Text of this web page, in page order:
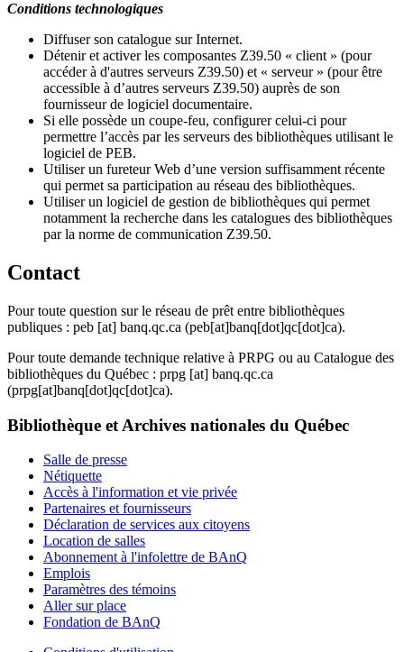
Conditions technologiques
Diffuser son catalogue sur Internet.
Détenir et activer les composantes Z39.50 « client » (pour
accéder à d'autres serveurs Z39.50) et « serveur » (pour être
accessible à d’autres serveurs Z39.50) auprès de son
fournisseur de logiciel documentaire.
Si elle possède un coupe-feu, configurer celui-ci pour
permettre l’accès par les serveurs des bibliothèques utilisant le
logiciel de PEB.
Utiliser un fureteur Web d’une version suffisamment récente
qui permet sa participation au réseau des bibliothèques.
Utiliser un logiciel de gestion de bibliothèques qui permet
notamment la recherche dans les catalogues des bibliothèques
par la norme de communication Z39.50.
Contact
Pour toute question sur le réseau de prêt entre bibliothèques
publiques : peb [at] banq.qc.ca (peb[at]banq[dot]qc[dot]ca).
Pour toute demande technique relative à PRPG ou au Catalogue des
bibliothèques du Québec : prpg [at] banq.qc.ca
(prpg[at]banq[dot]qc[dot]ca).
Bibliothèque et Archives nationales du Québec
Salle de presse
Nétiquette
Accès à l'information et vie privée
Partenaires et fournisseurs
Déclaration de services aux citoyens
Location de salles
Abonnement à l'infolettre de BAnQ
Emplois
Paramètres des témoins
Aller sur place
Fondation de BAnQ